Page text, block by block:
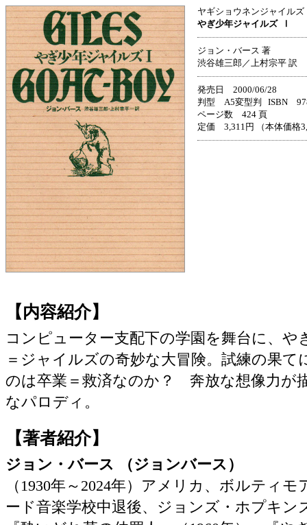
ヤギショウネンジャイルズ
やぎ少年ジャイルズ
Ⅰ
ジョン・バース 著
渋谷雄三郎／上村宗平 訳
発売日 2000/06/28
判型 A5変型判 ISBN
ページ数 424 頁
定価 3,311円 （本体価格
【内容紹介】
コンピューター支配下の学園を舞台に、や
＝ジャイルズの奇妙な大冒険。試練の果て
のは卒業＝救済なのか？ 奔放な想像力が
なパロディ。
【著者紹介】
ジョン・バース （ジョンバース）
（1930年～2024年）アメリカ、ボルティ
ード音楽学校中退後、ジョンズ・ホプキン